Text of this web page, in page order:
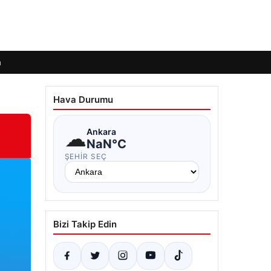
Hava Durumu
☁Ankara
NaN°C
ŞEHIR SEÇ
Bizi Takip Edin